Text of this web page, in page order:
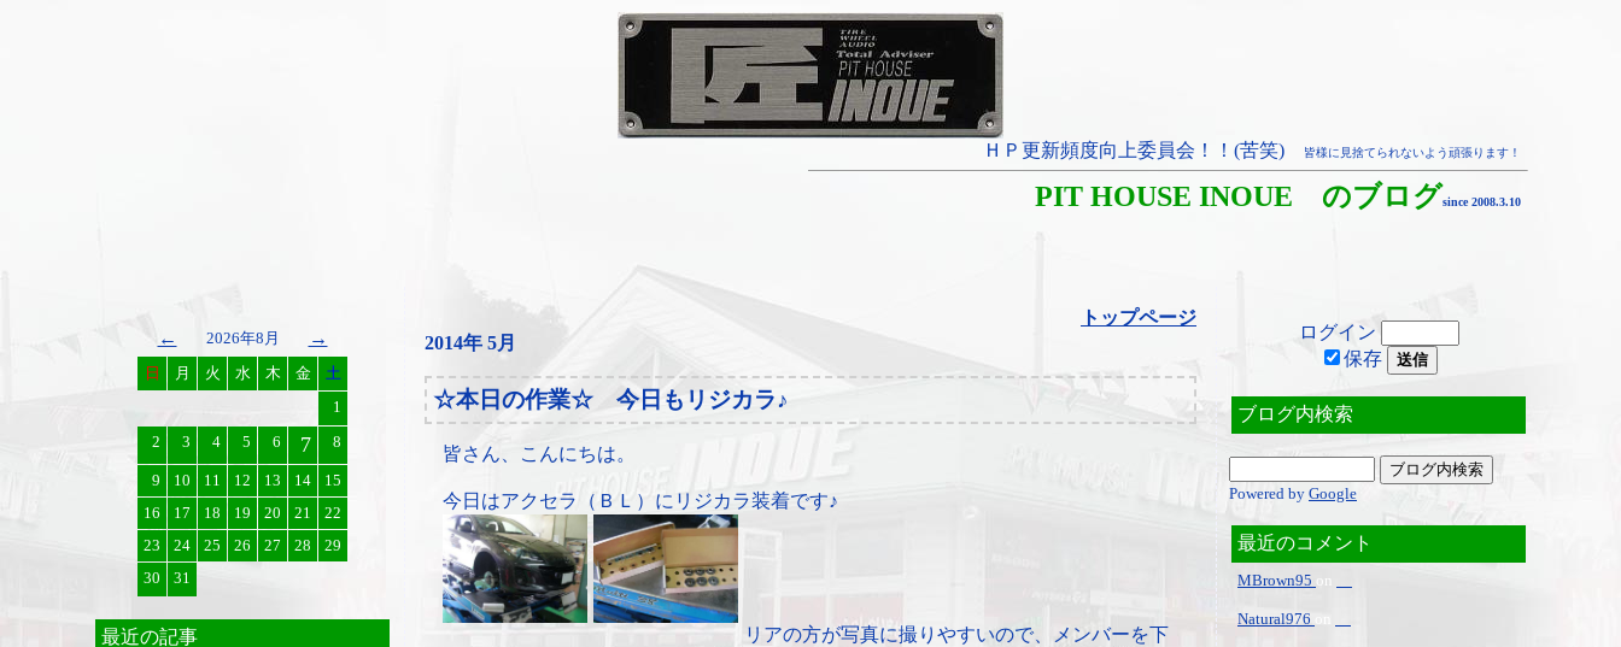
ＨＰ更新頻度向上委員会！！(苦笑) 皆様に見捨てられないよう頑張ります！
PIT HOUSE INOUE のブログsince 2008.3.10
← 2026年8月 →
日 月 火 水 木 金
土
1
2
3 4 5 6 7 8
9 10 11 12 13 14
15
16
17 18 19 20 21
22
23
24 25 26 27 28
29
30
31
最近の記事
トップページ
2014年 5月
☆本日の作業☆ 今日もリジカラ♪
皆さん、こんにちは。
今日はアクセラ（ＢＬ）にリジカラ装着です♪
リアの方が写真に撮りやすいので、メンバーを下
ログイン
保存
ブログ内検索
Powered by Google
最近のコメント
MBrown95 on
Natural976 on